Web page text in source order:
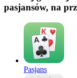
pasjansów, na
Pasjans